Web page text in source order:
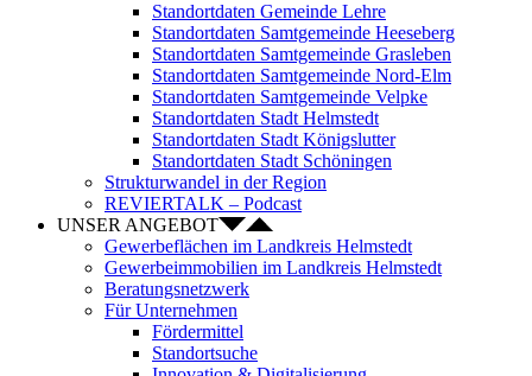
Standortdaten Gemeinde Lehre
Standortdaten Samtgemeinde Heeseberg
Standortdaten Samtgemeinde Grasleben
Standortdaten Samtgemeinde Nord-Elm
Standortdaten Samtgemeinde Velpke
Standortdaten Stadt Helmstedt
Standortdaten Stadt Königslutter
Standortdaten Stadt Schöningen
Strukturwandel in der Region
REVIERTALK – Podcast
UNSER ANGEBOT
Gewerbeflächen im Landkreis Helmstedt
Gewerbeimmobilien im Landkreis Helmstedt
Beratungsnetzwerk
Für Unternehmen
Fördermittel
Standortsuche